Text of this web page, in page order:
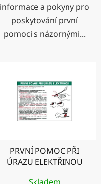
informace a pokyny pro
poskytování první
pomoci s názornými...
PRVNÍ POMOC PŘI
ÚRAZU ELEKTŘINOU
Skladem